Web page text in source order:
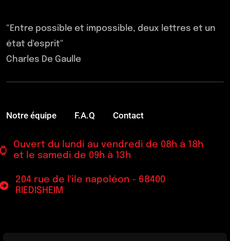
"Entre possible et impossible, deux lettres et un
état d'esprit"
Charles De Gaulle
Notre équipe F.A.Q Contact
Ouvert du lundi au vendredi de 08h à 18h
et le samedi de 09h à 13h
204 rue de l'ile napoléon - 68400
RIEDISHEIM